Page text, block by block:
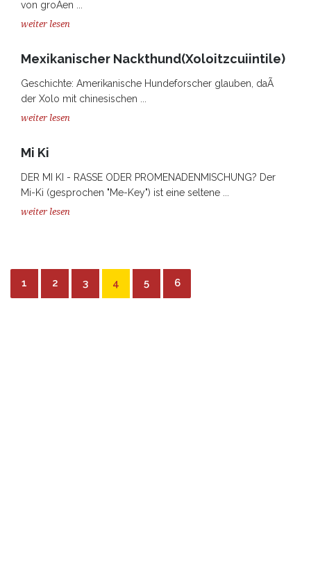
von groÃen ...
weiter lesen
Mexikanischer Nackthund(Xoloitzcuiintile)
Geschichte: Amerikanische Hundeforscher glauben, daÃ
der Xolo mit chinesischen ...
weiter lesen
Mi Ki
DER MI KI - RASSE ODER PROMENADENMISCHUNG? Der
Mi-Ki (gesprochen "Me-Key") ist eine seltene ...
weiter lesen
1 2 3 4 5 6